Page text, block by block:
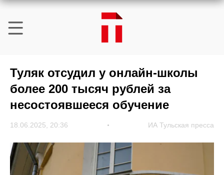
Туляк отсудил у онлайн-школы
более 200 тысяч рублей за
несостоявшееся обучение
18.06.2025, 20:36 ИА Тульская пресса